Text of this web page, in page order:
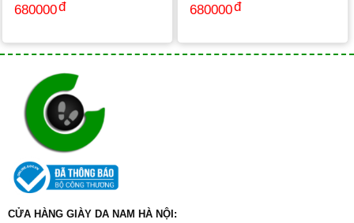
680000 680000
CỬA HÀNG GIÀY DA NAM HÀ NỘI: